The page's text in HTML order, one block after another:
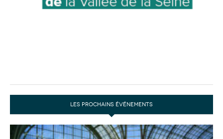
LES PROCHAINS ÉVÉNEMENTS